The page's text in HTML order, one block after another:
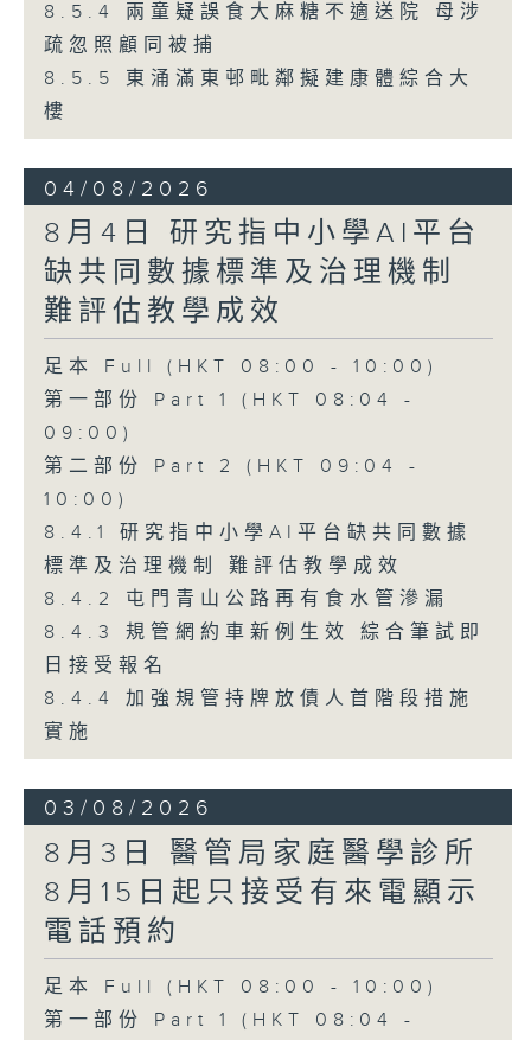
8.5.4 兩童疑誤食大麻糖不適送院 母涉
疏忽照顧同被捕
8.5.5 東涌滿東邨毗鄰擬建康體綜合大
樓
04/08/2026
8月4日 研究指中小學AI平台
缺共同數據標準及治理機制
難評估教學成效
足本 Full (HKT 08:00 - 10:00)
第一部份 Part 1 (HKT 08:04 -
09:00)
第二部份 Part 2 (HKT 09:04 -
10:00)
8.4.1 研究指中小學AI平台缺共同數據
標準及治理機制 難評估教學成效
8.4.2 屯門青山公路再有食水管滲漏
8.4.3 規管網約車新例生效 綜合筆試即
日接受報名
8.4.4 加強規管持牌放債人首階段措施
實施
03/08/2026
8月3日 醫管局家庭醫學診所
8月15日起只接受有來電顯示
電話預約
足本 Full (HKT 08:00 - 10:00)
第一部份 Part 1 (HKT 08:04 -